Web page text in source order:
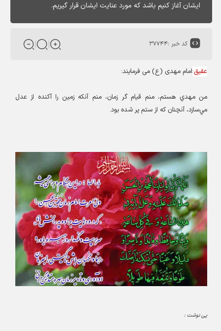
ایشان آغاز کنیم باشد که مورد عنایت ایشان قرار گیریم.
کد خبر :۳۷۷۴۴
عقیق:امام مهدی (ع) می فرمایند:
من مهدي هستم، منم قيام گر زمان، منم آنکه زمين را آکنده از عدل
مي‌سازد، آنچنان که از ستم پر شده بود.
پی نوشت :